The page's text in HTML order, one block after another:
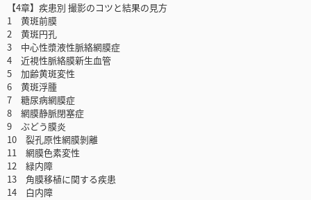
【4章】疾患別 撮影のコツと結果の見方
1 黄斑前膜
2 黄斑円孔
3 中心性漿液性脈絡網膜症
4 近視性脈絡膜新生血管
5 加齢黄斑変性
6 黄斑浮腫
7 糖尿病網膜症
8 網膜静脈閉塞症
9 ぶどう膜炎
10 裂孔原性網膜剝離
11 網膜色素変性
12 緑内障
13 角膜移植に関する疾患
14 白内障